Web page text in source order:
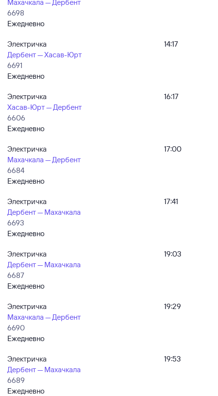
Махачкала — Дербент
6698
Ежедневно
Электричка
Дербент — Хасав-Юрт
6691
Ежедневно
14:17
Электричка
Хасав-Юрт — Дербент
6606
Ежедневно
16:17
Электричка
Махачкала — Дербент
6684
Ежедневно
17:00
Электричка
Дербент — Махачкала
6693
Ежедневно
17:41
Электричка
Дербент — Махачкала
6687
Ежедневно
19:03
Электричка
Махачкала — Дербент
6690
Ежедневно
19:29
Электричка
Дербент — Махачкала
6689
Ежедневно
19:53